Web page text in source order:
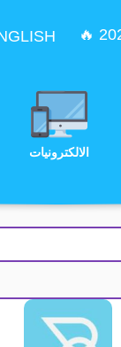
الامهات والاطفال